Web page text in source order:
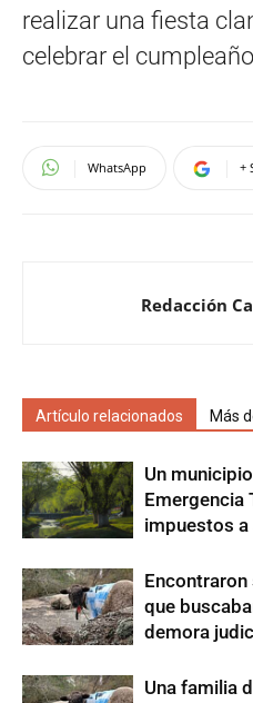
realizar una fiesta
celebrar el
WhatsApp +
Redacción
Artículo relacionados Más
Un
Emergencia
impuestos
Encontraron
que
demora
Una familia